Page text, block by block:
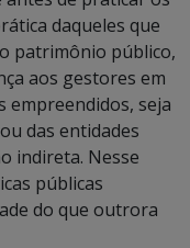
daqueles que
patrimônio público,
aos gestores em
empreendidos, seja
das entidades
indireta. Nesse
públicas
do que outrora